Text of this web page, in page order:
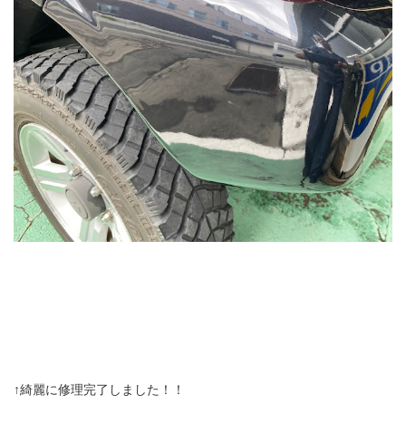
↑綺麗に修理完了しました！！